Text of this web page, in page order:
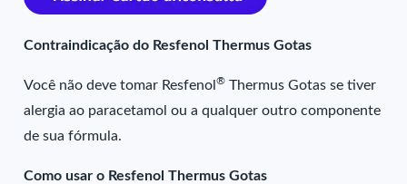
Contraindicação do Resfenol Thermus Gotas
Você não deve tomar Resfenol® Thermus Gotas se tiver
alergia ao paracetamol ou a qualquer outro componente
de sua fórmula.
Como usar o Resfenol Thermus Gotas